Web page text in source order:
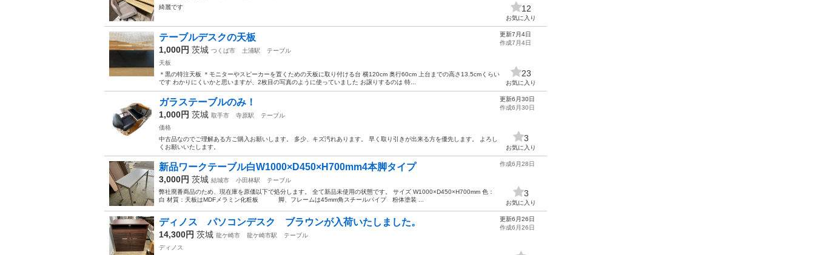
綺麗です
12
お気に入り
テーブルデスクの天板
1,000円 茨城 つくば市 土浦駅
テーブル
天板
＊黒の特注天板 ＊モニターやスピーカーを置くための天板に取り付ける台 横120cm 奥行60cm 上台までの高さ13.5cmくらい
です わかりにくいかと思いますが、2枚目の写真のように使っていました お譲りするのは 特...
更新7月4日
作成7月4日
23
お気に入り
ガラステーブルのみ！
1,000円 茨城 取手市 寺原駅
テーブル
価格
中古品なのでご理解ある方ご購入お願いします。 多少、キズ汚れあります。 早く取り引きが出来る方を優先します。 よろし
くお願いいたします。
更新6月30日
作成6月30日
3
お気に入り
新品ワークテーブル白W1000×D450×H700mm4本脚タイプ
3,000円 茨城 結城市 小田林駅
テーブル
弊社廃番商品のため、現在庫を原価以下で処分します。 全て新品未使用の状態です。 サイズ W1000×D450×H700mm 色：
白 材質：天板はMDFメラミン化粧板 脚、フレームは45mm角スチールパイプ 粉体塗装 ...
作成6月28日
3
お気に入り
ディノス パソコンデスク ブラウンが入荷いたしました。
14,300円 茨城 龍ケ崎市 龍ケ崎市駅
テーブル
ディノス
更新6月26日
作成6月26日